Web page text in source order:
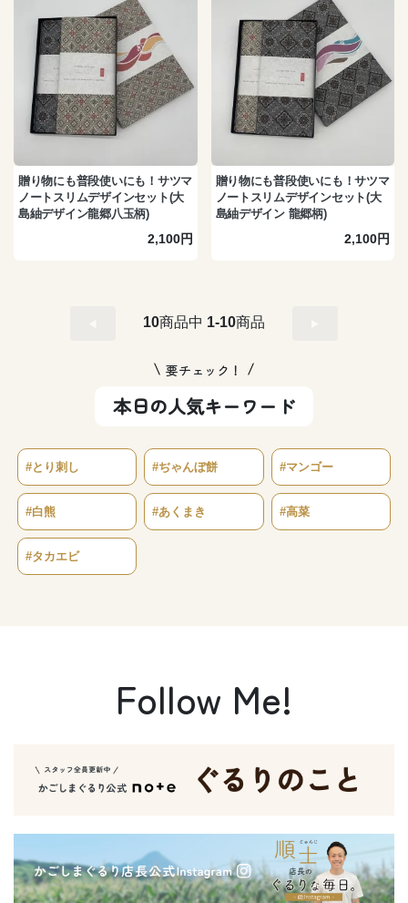
贈り物にも普段使いにも！サツマ
ノートスリムデザインセット(大
島紬デザイン龍郷八玉柄)
2,100円
贈り物にも普段使いにも！サツマ
ノートスリムデザインセット(大
島紬デザイン 龍郷柄)
2,100円
10商品中 1-10商品
要チェック！
本日の人気キーワード
#とり刺し #ぢゃんぼ餅 #マンゴー
#白熊 #あくまき #高菜
#タカエビ
Follow Me!